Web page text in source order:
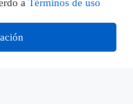
a Términos de uso